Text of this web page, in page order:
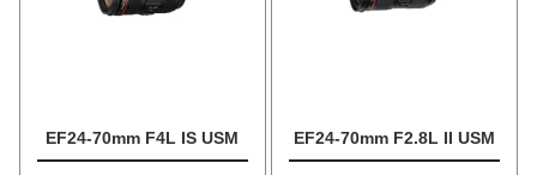
EF24-70mm F4L IS USM EF24-70mm F2.8L II USM